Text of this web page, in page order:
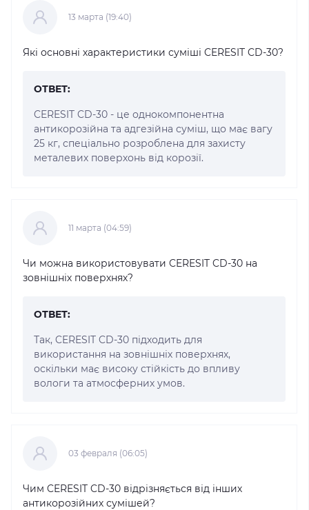
13 марта (19:40)
Які основні характеристики суміші CERESIT CD-30?
ОТВЕТ:
CERESIT CD-30 - це однокомпонентна
антикорозійна та адгезійна суміш, що має вагу
25 кг, спеціально розроблена для захисту
металевих поверхонь від корозії.
11 марта (04:59)
Чи можна використовувати CERESIT CD-30 на
зовнішніх поверхнях?
ОТВЕТ:
Так, CERESIT CD-30 підходить для
використання на зовнішніх поверхнях,
оскільки має високу стійкість до впливу
вологи та атмосферних умов.
03 февраля (06:05)
Чим CERESIT CD-30 відрізняється від інших
антикорозійних сумішей?